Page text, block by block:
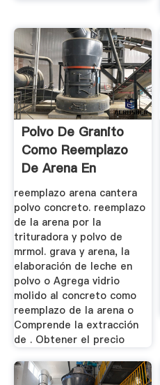
Polvo De Granito
Como Reemplazo
De Arena En
Concreto
reemplazo arena cantera
polvo concreto. reemplazo
de la arena por la
trituradora y polvo de
mrmol. grava y arena, la
elaboración de leche en
polvo o Agrega vidrio
molido al concreto como
reemplazo de la arena o
Comprende la extracción
de . Obtener el precio